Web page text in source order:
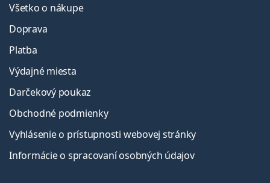
Všetko o nákupe
Doprava
Platba
Výdajné miesta
Darčekový poukaz
Obchodné podmienky
Vyhlásenie o prístupnosti webovej stránky
Informácie o spracovaní osobných údajov